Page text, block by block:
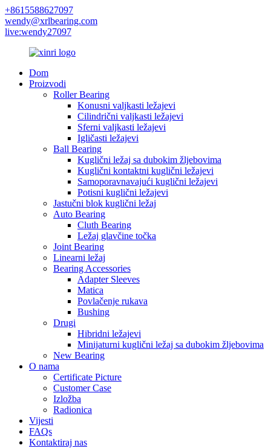
+8615588627097
wendy@xrlbearing.com
live:wendy27097
Dom
Proizvodi
Roller Bearing
Konusni valjkasti ležajevi
Cilindrični valjkasti ležajevi
Sferni valjkasti ležajevi
Igličasti ležajevi
Ball Bearing
Kuglični ležaj sa dubokim žljebovima
Kuglični kontaktni kuglični ležajevi
Samoporavnavajući kuglični ležajevi
Potisni kuglični ležajevi
Jastučni blok kuglični ležaj
Auto Bearing
Cluth Bearing
Ležaj glavčine točka
Joint Bearing
Linearni ležaj
Bearing Accessories
Adapter Sleeves
Matica
Povlačenje rukava
Bushing
Drugi
Hibridni ležajevi
Minijaturni kuglični ležaj sa dubokim žljebovima
New Bearing
O nama
Certificate Picture
Customer Case
Izložba
Radionica
Vijesti
FAQs
Kontaktiraj nas